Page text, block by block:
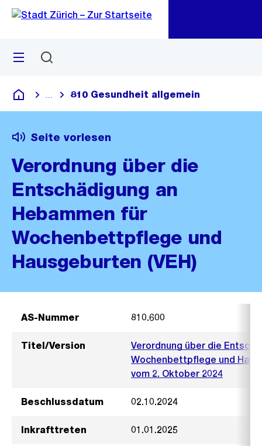
Navigation
Sprunglink
Menü
Deutsch
Blende alle Breadcrumbs ein
810 Gesundheit allgemein
Seite vorlesen
Verordnung über die
Entschädigung an
Hebammen für
Wochenbettpflege und
Hausgeburten (VEH)
AS-Nummer 810.600
Titel/Version
Verordnung über die
Wochenbettpflege und
vom 2. Oktober 2024
Beschlussdatum 02.10.2024
Inkrafttreten 01.01.2025